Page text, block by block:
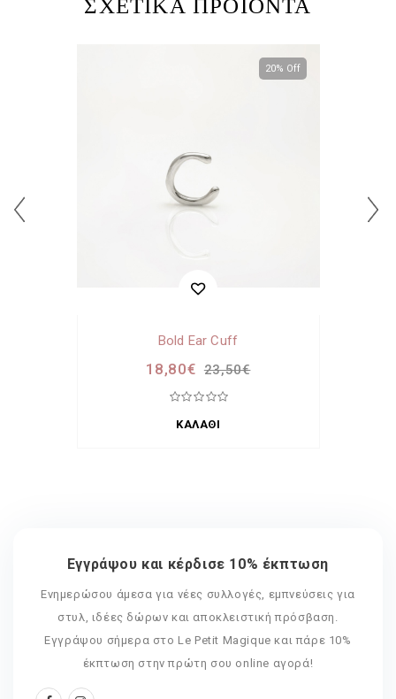
ΣΧΕΤΙΚΆ ΠΡΟΪΌΝΤΑ
20% Off
Bold Ear Cuff
18,80€ 23,50€
ΚΑΛΆΘΙ
Εγγράψου και κέρδισε 10% έκπτωση
Ενημερώσου άμεσα για νέες συλλογές, εμπνεύσεις για
στυλ, ιδέες δώρων και αποκλειστική πρόσβαση.
Εγγράψου σήμερα στο Le Petit Magique και πάρε 10%
έκπτωση στην πρώτη σου online αγορά!